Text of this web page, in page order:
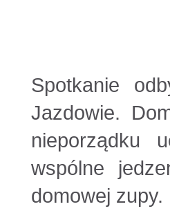
Spotkanie
Jazdowie.
nieporządku
wspólne
domowej zupy.